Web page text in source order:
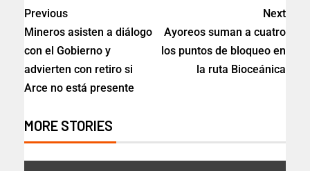
Previous
Mineros asisten a diálogo
con el Gobierno y
advierten con retiro si
Arce no está presente
Next
Ayoreos suman a cuatro
los puntos de bloqueo en
la ruta Bioceánica
MORE STORIES